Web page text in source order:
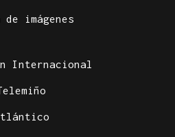
de imágenes
Internacional